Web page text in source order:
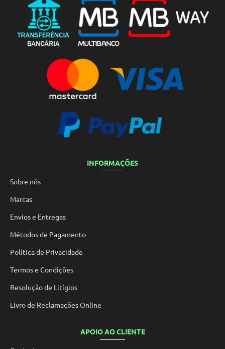
INFORMAÇÕES
Sobre nós
Marcas
Envios e Entregas
Métodos de Pagamento
Política de Privacidade
Termos e Condições
Resolução de Litígios
Livro de Reclamações Online
APOIO AO CLIENTE